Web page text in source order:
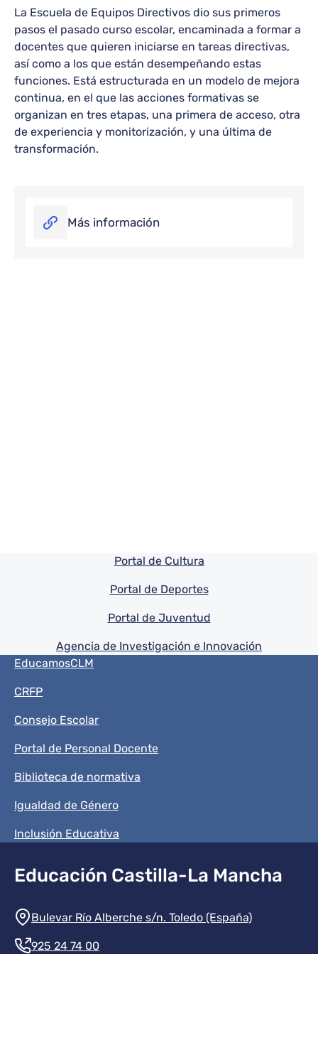
La Escuela de Equipos Directivos dio sus primeros
pasos el pasado curso escolar, encaminada a formar a
docentes que quieren iniciarse en tareas directivas,
así como a los que están desempeñando estas
funciones. Está estructurada en un modelo de mejora
continua, en el que las acciones formativas se
organizan en tres etapas, una primera de acceso, otra
de experiencia y monitorización, y una última de
transformación.
Más información
Pie de pagina información
Portal de Cultura
Portal de Deportes
Portal de Juventud
Agencia de Investigación e Innovación
Menú del pie
EducamosCLM
CRFP
Consejo Escolar
Portal de Personal Docente
Biblioteca de normativa
Igualdad de Género
Inclusión Educativa
Educación Castilla-La Mancha
Información de la institución
Bulevar Río Alberche s/n. Toledo (España)
925 24 74 00